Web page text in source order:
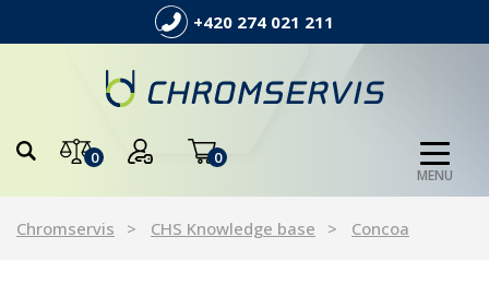
+420 274 021 211
0 0
MENU
Chromservis CHS Knowledge base Concoa